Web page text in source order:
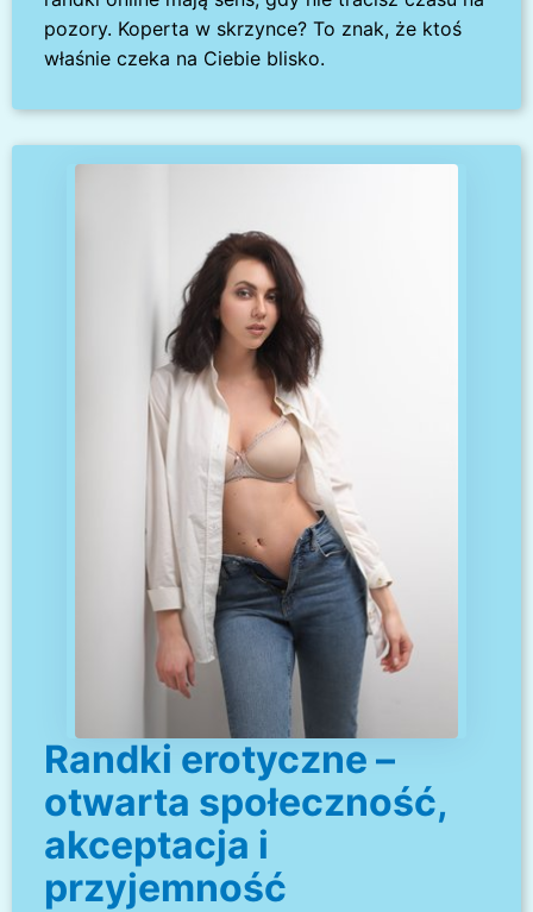
pozory. Koperta w skrzynce? To znak, że ktoś
właśnie czeka na Ciebie blisko.
Randki erotyczne –
otwarta społeczność,
akceptacja i
przyjemność